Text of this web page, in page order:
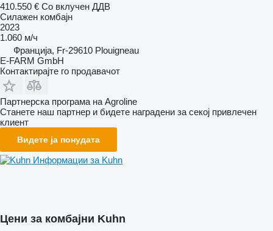
410.550 € Со вклучен ДДВ
Силажен комбајн
2023
1.060 м/ч
Франција, Fr-29610 Plouigneau
E-FARM GmbH
Контактирајте го продавачот
Партнерска програма на Agroline
Станете наш партнер и бидете наградени за секој привлечен
клиент
Видете ја понудата
Информации за Kuhn
Цени за комбајни Kuhn